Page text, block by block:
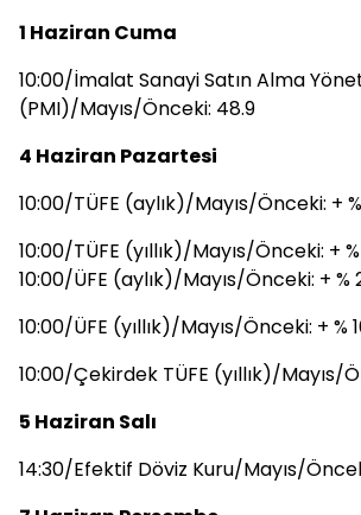
1 Haziran Cuma
10:00/İmalat Sanayi Satın Alma
(PMI)/Mayıs/Önceki: 48.9
4 Haziran Pazartesi
10:00/TÜFE (aylık)/Mayıs/Önceki: +
10:00/TÜFE (yıllık)/Mayıs/Önceki: +
10:00/ÜFE (aylık)/Mayıs/Önceki: + %
10:00/ÜFE (yıllık)/Mayıs/Önceki: + %
10:00/Çekirdek TÜFE (yıllık)/Mayıs/
5 Haziran Salı
14:30/Efektif Döviz Kuru/Mayıs/